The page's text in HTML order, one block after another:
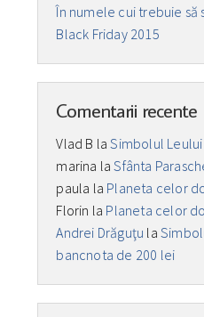
În numele cui trebuie să
Black Friday 2015
Comentarii recente
Vlad B laSimbolul
marina laSfânta
paula la Planeta celor
Florin la Planeta celor
Andrei Drăguţu la
bancnota de 200 lei